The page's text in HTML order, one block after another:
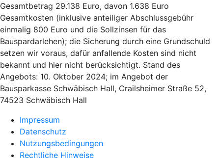
Gesamtbetrag 29.138 Euro, davon 1.638 Euro
Gesamtkosten (inklusive anteiliger Abschlussgebühr
einmalig 800 Euro und die Sollzinsen für das
Bauspardarlehen); die Sicherung durch eine Grundschuld
setzen wir voraus, dafür anfallende Kosten sind nicht
bekannt und hier nicht berücksichtigt. Stand des
Angebots: 10. Oktober 2024; im Angebot der
Bausparkasse Schwäbisch Hall, Crailsheimer Straße 52,
74523 Schwäbisch Hall
Impressum
Datenschutz
Nutzungsbedingungen
Rechtliche Hinweise